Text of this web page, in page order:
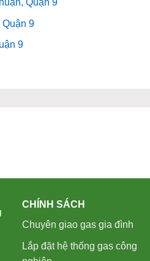
Quận 9
9
9
CHÍNH SÁCH
Chuyên giao gas gia đình
Lắp đặt hệ thống gas công